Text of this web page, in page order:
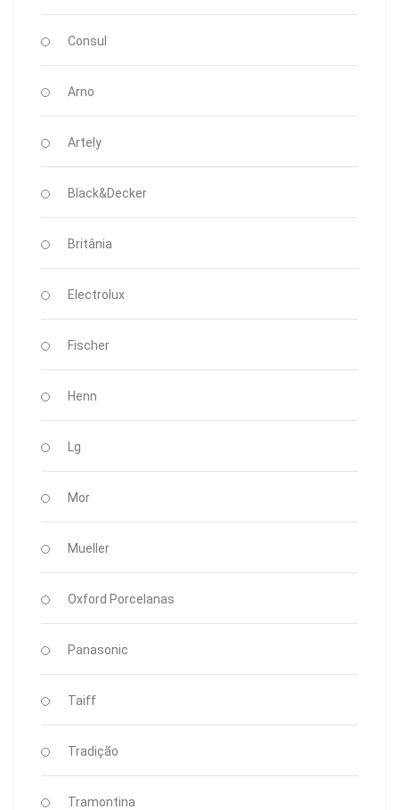
Consul
Arno
Artely
Black&Decker
Britânia
Electrolux
Fischer
Henn
Lg
Mor
Mueller
Oxford Porcelanas
Panasonic
Taiff
Tradição
Tramontina